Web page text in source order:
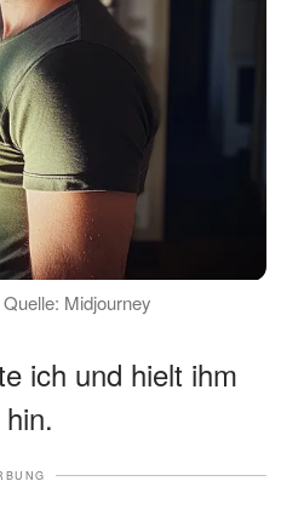
Midjourney
ich und hielt ihm